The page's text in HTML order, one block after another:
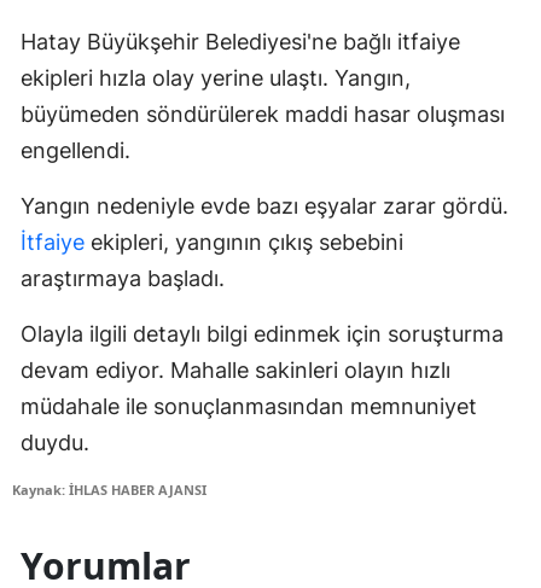
Hatay Büyükşehir Belediyesi'ne bağlı itfaiye
ekipleri hızla olay yerine ulaştı. Yangın,
büyümeden söndürülerek maddi hasar oluşması
engellendi.
Yangın nedeniyle evde bazı eşyalar zarar gördü.
İtfaiye ekipleri, yangının çıkış sebebini
araştırmaya başladı.
Olayla ilgili detaylı bilgi edinmek için soruşturma
devam ediyor. Mahalle sakinleri olayın hızlı
müdahale ile sonuçlanmasından memnuniyet
duydu.
Kaynak: İHLAS HABER AJANSI
Yorumlar